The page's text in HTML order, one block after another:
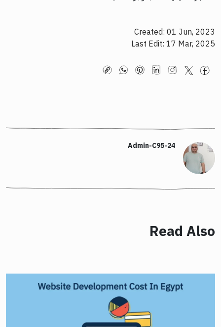
Created: 01 Jun, 2023
Last Edit: 17 Mar, 2025
Admin-C95-24
Read Also